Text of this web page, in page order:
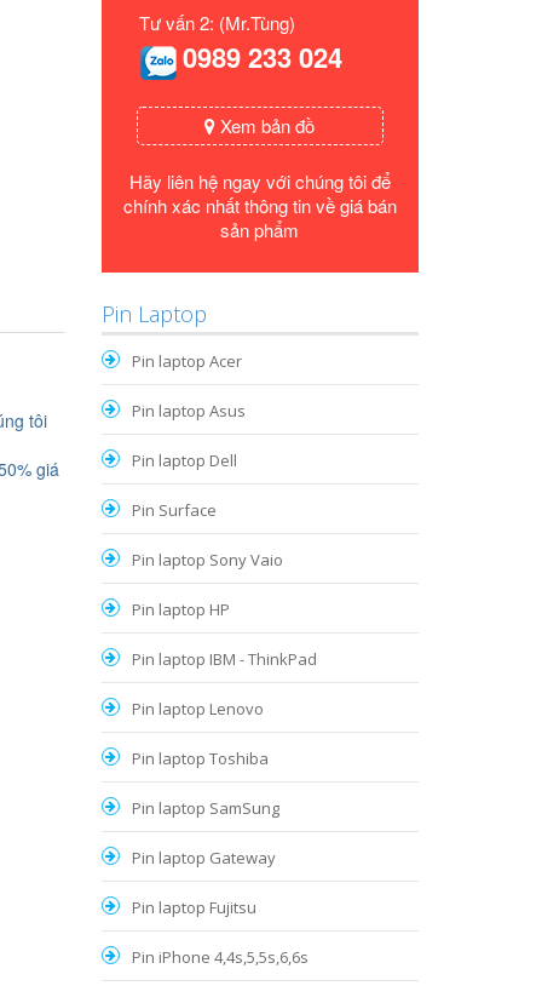
tôi
giá
Tư vấn 2: (Mr.Tùng)
0989 233 024
Xem bản đồ
Hãy liên hệ ngay với chúng tôi để
chính xác nhất thông tin về giá bán
sản phẩm
Pin Laptop
Pin laptop Acer
Pin laptop Asus
Pin laptop Dell
Pin Surface
Pin laptop Sony Vaio
Pin laptop HP
Pin laptop IBM - ThinkPad
Pin laptop Lenovo
Pin laptop Toshiba
Pin laptop SamSung
Pin laptop Gateway
Pin laptop Fujitsu
Pin iPhone 4,4s,5,5s,6,6s